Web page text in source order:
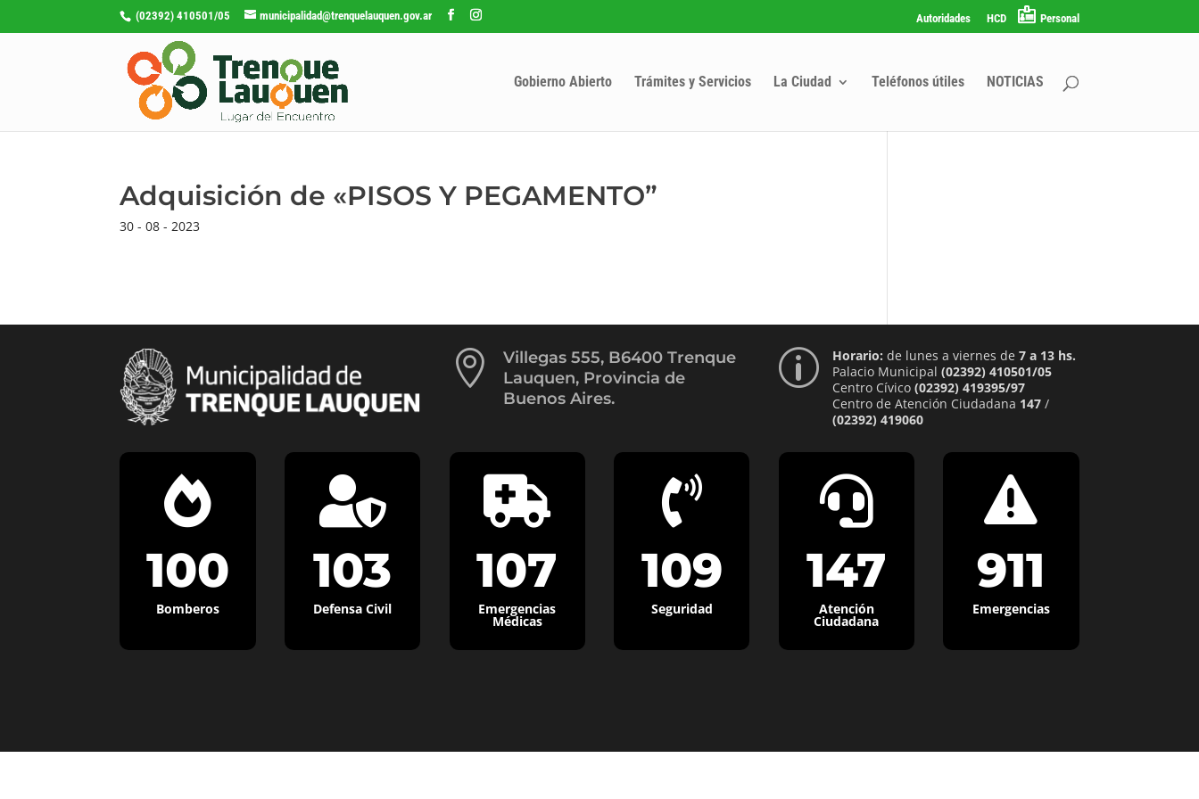
(02392) 410501/05 municipalidad@trenquelauquen.gov.ar Autoridades HCD Personal
Gobierno Abierto Trámites y Servicios La Ciudad Teléfonos útiles NOTICIAS
Adquisición de «PISOS Y PEGAMENTO”
30 - 08 - 2023

Villegas 555, B6400 Trenque
Lauquen, Provincia de
Buenos Aires.
p Horario: de lunes a viernes de 7 a 13 hs.
Palacio Municipal (02392) 410501/05
Centro Cívico (02392) 419395/97
Centro de Atención Ciudadana 147/
(02392) 419060

100
Bomberos

103
Defensa Civil

107
Emergencias
Médicas

109
Seguridad

147
Atención
Ciudadana

911
Emergencias